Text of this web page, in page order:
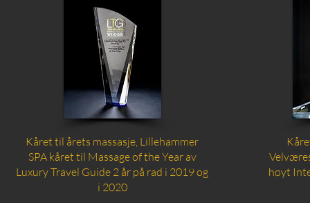
Kåret til årets massasje, Lillehammer
SPA kåret til Massage of the Year av
Luxury Travel Guide 2 år på rad i 2019 og
i 2020
høyt